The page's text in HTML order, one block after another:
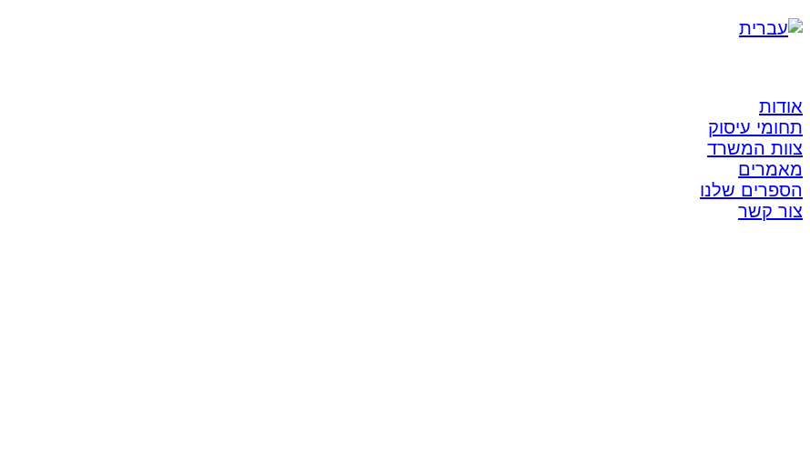
אודות
תחומי עיסוק
צוות המשרד
מאמרים
הספרים שלנו
צור קשר